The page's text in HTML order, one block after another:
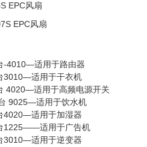
EPC风扇
EPC风扇
-4010—适用于路由器
3010—适用于干衣机
4020—适用于高频电源开关
9025—适用于饮水机
4020—适用于加湿器
1225——适用于广告机
3010—适用于逆变器